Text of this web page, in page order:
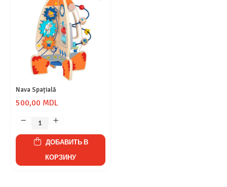
Nava Spațială
500,00 MDL
ДОБАВИТЬ В
КОРЗИНУ